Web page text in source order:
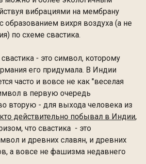
вибрациями на мембрану
образованием вихря воздуха (а не
по схеме свастика.
- это символ, которому
его придумала. В Индии
часто и вовсе не как "веселая
в первую очередь
вторую - для выхода человека из
кто действительно побывал в Индии,
что свастика - это
и древних славян, и древних
а вовсе не фашизма недавнего